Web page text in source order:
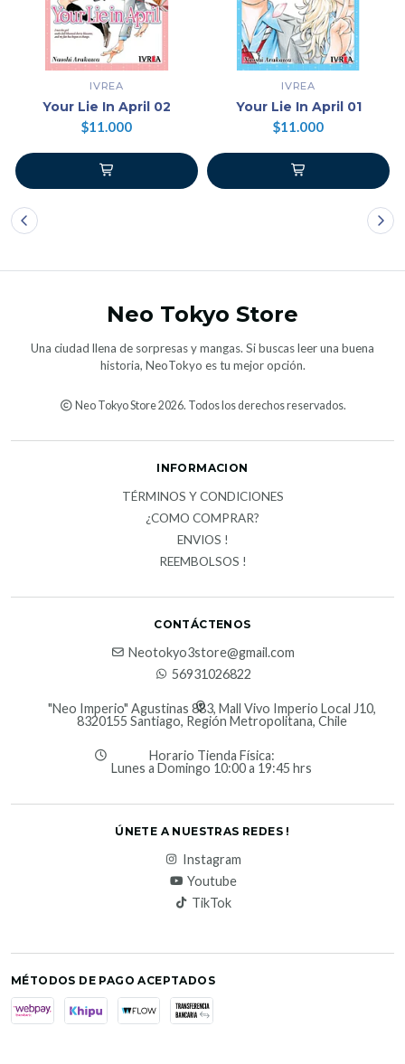
IVREA
Your Lie In April 02
$11.000
IVREA
Your Lie In April 01
$11.000
Neo Tokyo Store
Una ciudad llena de sorpresas y mangas. Si buscas leer una buena
historia, NeoTokyo es tu mejor opción.
Neo Tokyo Store 2026. Todos los derechos reservados.
INFORMACION
TÉRMINOS Y CONDICIONES
¿COMO COMPRAR?
ENVIOS !
REEMBOLSOS !
CONTÁCTENOS
Neotokyo3store@gmail.com
56931026822
"Neo Imperio" Agustinas 883, Mall Vivo Imperio Local J10,
8320155 Santiago, Región Metropolitana, Chile
Horario Tienda Física:
Lunes a Domingo 10:00 a 19:45 hrs
ÚNETE A NUESTRAS REDES !
Instagram
Youtube
TikTok
MÉTODOS DE PAGO ACEPTADOS